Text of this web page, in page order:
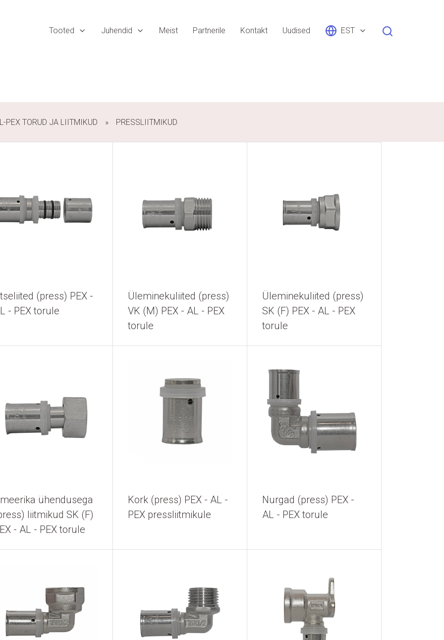
Tooted Juhendid Meist Partnerile Kontakt Uudised EST
PEX TORUD JA LIITMIKUD PRESSLIITMIKUD
(press) PEX -
- PEX torule
Üleminekuliited (press)
VK (M) PEX - AL - PEX
torule
Üleminekuliited (press)
SK (F) PEX - AL - PEX
torule
ühendusega
liitmikud SK (F)
- AL - PEX torule
Kork (press) PEX - AL -
PEX pressliitmikule
Nurgad (press) PEX -
AL - PEX torule